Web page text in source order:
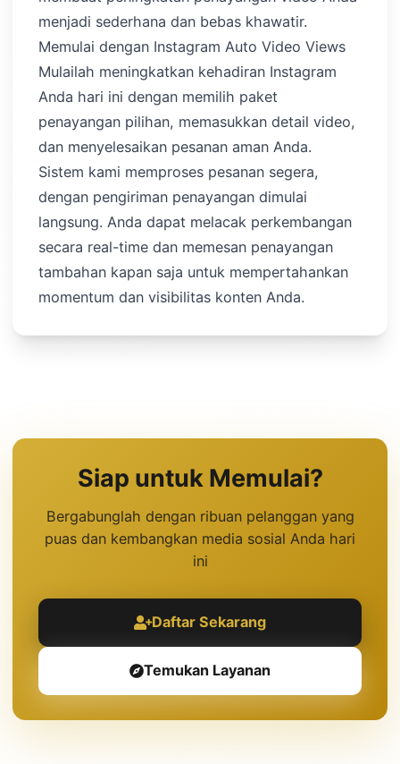
menjadi sederhana dan bebas khawatir.
Memulai dengan Instagram Auto Video Views
Mulailah meningkatkan kehadiran Instagram
Anda hari ini dengan memilih paket
penayangan pilihan, memasukkan detail video,
dan menyelesaikan pesanan aman Anda.
Sistem kami memproses pesanan segera,
dengan pengiriman penayangan dimulai
langsung. Anda dapat melacak perkembangan
secara real-time dan memesan penayangan
tambahan kapan saja untuk mempertahankan
momentum dan visibilitas konten Anda.
Siap untuk Memulai?
Bergabunglah dengan ribuan pelanggan yang
puas dan kembangkan media sosial Anda hari
ini
Daftar Sekarang
Temukan Layanan